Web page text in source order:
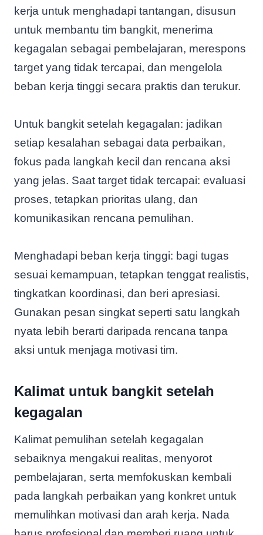
kerja untuk menghadapi tantangan, disusun
untuk membantu tim bangkit, menerima
kegagalan sebagai pembelajaran, merespons
target yang tidak tercapai, dan mengelola
beban kerja tinggi secara praktis dan terukur.
Untuk bangkit setelah kegagalan: jadikan
setiap kesalahan sebagai data perbaikan,
fokus pada langkah kecil dan rencana aksi
yang jelas. Saat target tidak tercapai: evaluasi
proses, tetapkan prioritas ulang, dan
komunikasikan rencana pemulihan.
Menghadapi beban kerja tinggi: bagi tugas
sesuai kemampuan, tetapkan tenggat realistis,
tingkatkan koordinasi, dan beri apresiasi.
Gunakan pesan singkat seperti satu langkah
nyata lebih berarti daripada rencana tanpa
aksi untuk menjaga motivasi tim.
Kalimat untuk bangkit setelah
kegagalan
Kalimat pemulihan setelah kegagalan
sebaiknya mengakui realitas, menyorot
pembelajaran, serta memfokuskan kembali
pada langkah perbaikan yang konkret untuk
memulihkan motivasi dan arah kerja. Nada